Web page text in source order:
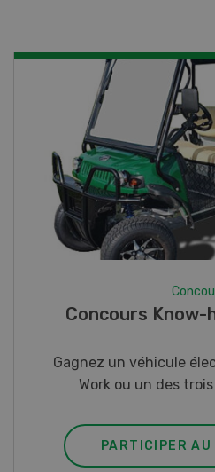
Photo mystère 07-
Gagnez l’un des cinq
PARTICIPER AU